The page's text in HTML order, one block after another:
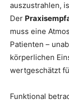
auszustrahlen,
Der
muss eine
Patienten –
körperlichen
wertgeschätzt
Funktional